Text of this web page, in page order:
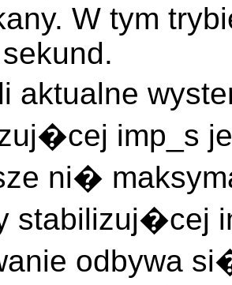
W tym
aktualne
imp_s
ni�
stabilizuj�cej
odbywa